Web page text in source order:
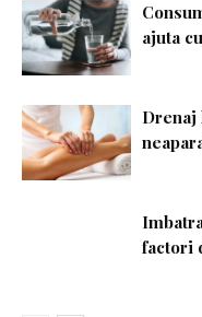
ajuta
Drenaj
factori